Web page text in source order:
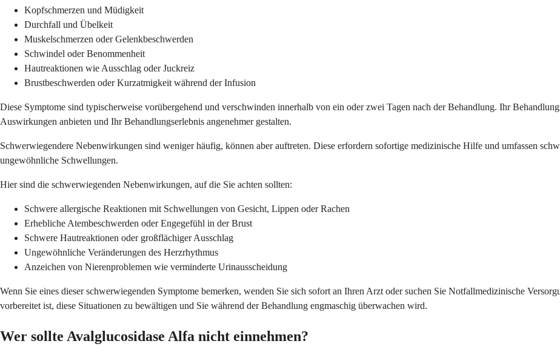
Kopfschmerzen und Müdigkeit
Durchfall und Übelkeit
Muskelschmerzen oder Gelenkbeschwerden
Schwindel oder Benommenheit
Hautreaktionen wie Ausschlag oder Juckreiz
Brustbeschwerden oder Kurzatmigkeit während der Infusion
Diese Symptome sind typischerweise vorübergehend und verschwinden innerhalb von ein oder zwei Tagen nach der Behandlung. Ihr
Auswirkungen anbieten und Ihr Behandlungserlebnis angenehmer gestalten.
Schwerwiegendere Nebenwirkungen sind weniger häufig, können aber auftreten. Diese erfordern sofortige medizinische Hilfe und umfassen
ungewöhnliche Schwellungen.
Hier sind die schwerwiegenden Nebenwirkungen, auf die Sie achten sollten:
Schwere allergische Reaktionen mit Schwellungen von Gesicht, Lippen oder Rachen
Erhebliche Atembeschwerden oder Engegefühl in der Brust
Schwere Hautreaktionen oder großflächiger Ausschlag
Ungewöhnliche Veränderungen des Herzrhythmus
Anzeichen von Nierenproblemen wie verminderte Urinausscheidung
Wenn Sie eines dieser schwerwiegenden Symptome bemerken, wenden Sie sich sofort an Ihren Arzt oder suchen Sie Notfallmedizinische
vorbereitet ist, diese Situationen zu bewältigen und Sie während der Behandlung engmaschig überwachen wird.
Wer sollte Avalglucosidase Alfa nicht einnehmen?